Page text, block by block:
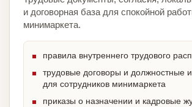
и договорная база для спокойной
минимаркета.
правила внутреннего трудового
трудовые договоры и должностные
для сотрудников минимаркета
приказы о назначении и кадровые